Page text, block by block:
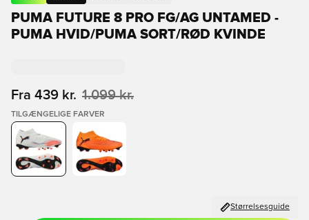
PUMA FUTURE 8 PRO FG/AG UNTAMED -
PUMA HVID/PUMA SORT/RØD KVINDE
Fra 439 kr. 1.099 kr.
TILGÆNGELIGE FARVER
Størrelsesguide